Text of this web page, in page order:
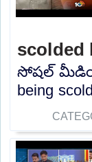
scolded
సోషల్
being